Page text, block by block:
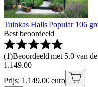
Tuinkas Halls Popular 106
Best beoordeeld
(1)Beoordeeld met 5.0 van
1 .149.00
Prijs: 1.149.00 euro